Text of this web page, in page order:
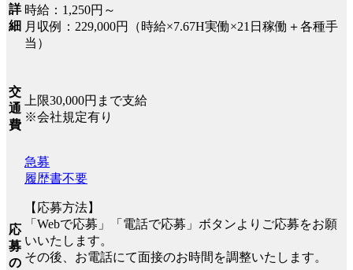
詳
細
時給：1,250円～
月収例：229,000円（時給×7.67H実働×21日稼働＋各種手
当）
交
通
費
上限30,000円まで支給
※会社規定有り
応
募
の
急募
履歴書不要
【応募方法】
「Webで応募」「電話で応募」ボタンよりご応募をお願
いいたします。
その後、お電話にて面接のお時間を調整いたします。